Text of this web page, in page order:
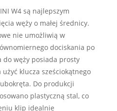
W4 są najlepszym
węży o małej średnicy.
nie umożliwią w
dociskania po
do węży posiada prosty
klucza sześciokątnego
Do produkcji
plastyczną stal, co
klip idealnie